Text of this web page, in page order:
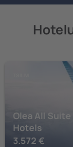
Olea All
Hotels
3.572 €